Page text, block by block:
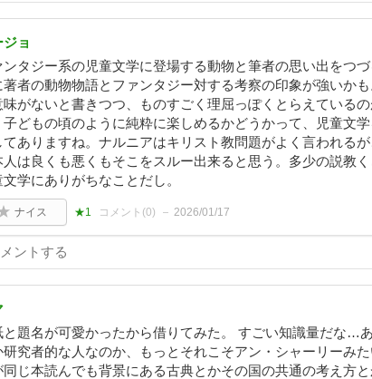
ョ
ンタジー系の児童文学に登場する動物と筆者の思い出をつ
著者の動物物語とファンタジー対する考察の印象が強いか
味がないと書きつつ、ものすごく理屈っぽくとらえている
子どもの頃のように純粋に楽しめるかどうかって、児童文
てありますね。ナルニアはキリスト教問題がよく言われる
人は良くも悪くもそこをスルー出来ると思う。多少の説教
文学にありがちなことだし。
ナイス ★1 コメント(0) 2026/01/17
と題名が可愛かったから借りてみた。 すごい知識量だな…
研究者的な人なのか、もっとそれこそアン・シャーリーみた
同じ本読んでも背景にある古典とかその国の共通の考え方